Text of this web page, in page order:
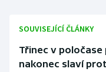
SOUVISEJÍCÍ ČLÁNKY
Třinec v
nakonec slaví